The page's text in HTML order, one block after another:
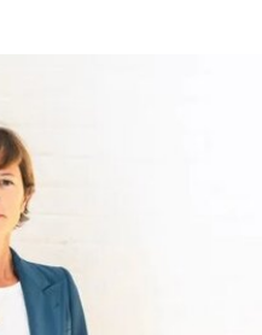
近年来持续受招生人
员，最终于今年年初
协议，加州艺术学院
办学。
教育机构提供的最大
其母校俄勒冈州立大
去年2月向范德堡大学
夫妇对该校的捐赠总额